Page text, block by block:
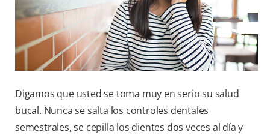
DONDE COMPRAR
PY (ES)
SUSCRÍBASE
Digamos que usted se toma muy en serio su salud
bucal. Nunca se salta los controles dentales
semestrales, se cepilla los dientes dos veces al día y